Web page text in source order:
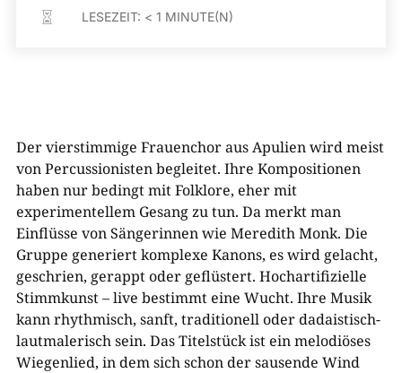
 LESEZEIT: < 1 MINUTE(N)
Der vierstimmige Frauenchor aus Apulien wird meist
von Percussionisten begleitet. Ihre Kompositionen
haben nur bedingt mit Folklore, eher mit
experimentellem Gesang zu tun. Da merkt man
Einflüsse von Sängerinnen wie Meredith Monk. Die
Gruppe generiert komplexe Kanons, es wird gelacht,
geschrien, gerappt oder geflüstert. Hochartifizielle
Stimmkunst – live bestimmt eine Wucht. Ihre Musik
kann rhythmisch, sanft, traditionell oder dadaistisch-
lautmalerisch sein. Das Titelstück ist ein melodiöses
Wiegenlied, in dem sich schon der sausende Wind